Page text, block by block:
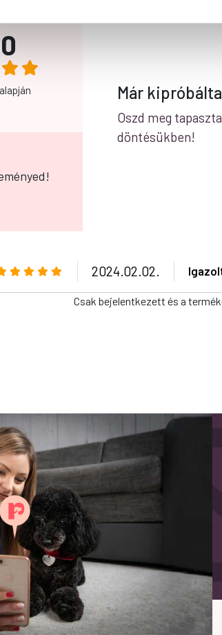
Már
Oszd meg
döntésükben!
2024.02.02.
Csak bejelentkezett és a